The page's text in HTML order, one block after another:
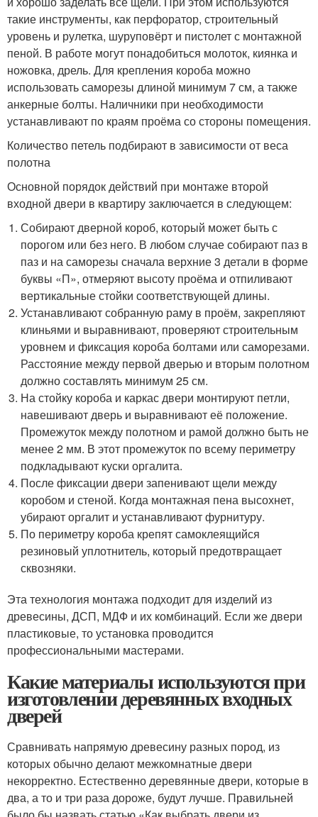
такие инструменты, как перфоратор, строительный
уровень и рулетка, шуруповёрт и пистолет с монтажной
пеной. В работе могут понадобиться молоток, киянка и
ножовка, дрель. Для крепления короба можно
использовать саморезы длиной минимум 7 см, а также
анкерные болты. Наличники при необходимости
устанавливают по краям проёма со стороны помещения.
Количество петель подбирают в зависимости от веса
полотна
Основной порядок действий при монтаже второй
входной двери в квартиру заключается в следующем:
Собирают дверной короб, который может быть с
порогом или без него. В любом случае собирают паз в
паз и на саморезы сначала верхние 3 детали в форме
буквы «П», отмеряют высоту проёма и отпиливают
вертикальные стойки соответствующей длины.
Устанавливают собранную раму в проём, закрепляют
клиньями и выравнивают, проверяют строительным
уровнем и фиксация короба болтами или саморезами.
Расстояние между первой дверью и вторым полотном
должно составлять минимум 25 см.
На стойку короба и каркас двери монтируют петли,
навешивают дверь и выравнивают её положение.
Промежуток между полотном и рамой должно быть не
менее 2 мм. В этот промежуток по всему периметру
подкладывают куски оргалита.
После фиксации двери запенивают щели между
коробом и стеной. Когда монтажная пена высохнет,
убирают оргалит и устанавливают фурнитуру.
По периметру короба крепят самоклеящийся
резиновый уплотнитель, который предотвращает
сквозняки.
Эта технология монтажа подходит для изделий из
древесины, ДСП, МДФ и их комбинаций. Если же двери
пластиковые, то установка проводится
профессиональными мастерами.
Какие материалы используются при
изготовлении деревянных входных
дверей
Сравнивать напрямую древесину разных пород, из
которых обычно делают межкомнатные двери
некорректно. Естественно деревянные двери, которые в
два, а то и три раза дороже, будут лучше. Правильней